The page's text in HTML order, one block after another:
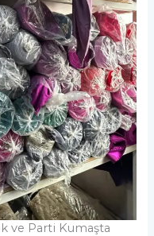
ve Parti Kumaşta